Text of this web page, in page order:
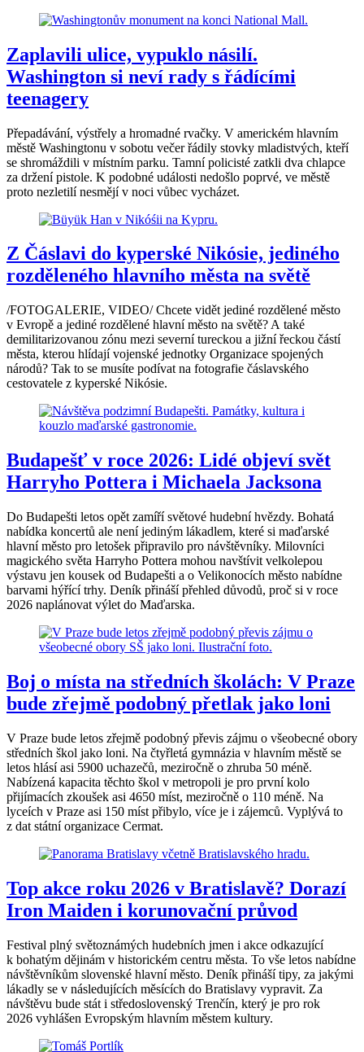
Zaplavili ulice, vypuklo násilí.
Washington si neví rady s řádícími
teenagery
Přepadávání, výstřely a hromadné rvačky. V americkém hlavním
městě Washingtonu v sobotu večer řádily stovky mladistvých, kteří
se shromáždili v místním parku. Tamní policisté zatkli dva chlapce
za držení pistole. K podobné události nedošlo poprvé, ve městě
proto nezletilí nesmějí v noci vůbec vycházet.
Z Čáslavi do kyperské Nikósie, jediného
rozděleného hlavního města na světě
/FOTOGALERIE, VIDEO/ Chcete vidět jediné rozdělené město
v Evropě a jediné rozdělené hlavní město na světě? A také
demilitarizovanou zónu mezi severní tureckou a jižní řeckou částí
města, kterou hlídají vojenské jednotky Organizace spojených
národů? Tak to se musíte podívat na fotografie čáslavského
cestovatele z kyperské Nikósie.
Budapešť v roce 2026: Lidé objeví svět
Harryho Pottera i Michaela Jacksona
Do Budapešti letos opět zamíří světové hudební hvězdy. Bohatá
nabídka koncertů ale není jediným lákadlem, které si maďarské
hlavní město pro letošek připravilo pro návštěvníky. Milovníci
magického světa Harryho Pottera mohou navštívit velkolepou
výstavu jen kousek od Budapešti a o Velikonocích město nabídne
barvami hýřící trhy. Deník přináší přehled důvodů, proč si v roce
2026 naplánovat výlet do Maďarska.
Boj o místa na středních školách: V Praze
bude zřejmě podobný přetlak jako loni
V Praze bude letos zřejmě podobný převis zájmu o všeobecné obory
středních škol jako loni. Na čtyřletá gymnázia v hlavním městě se
letos hlásí asi 5900 uchazečů, meziročně o zhruba 50 méně.
Nabízená kapacita těchto škol v metropoli je pro první kolo
přijímacích zkoušek asi 4650 míst, meziročně o 110 méně. Na
lyceích v Praze asi 150 míst přibylo, více je i zájemců. Vyplývá to
z dat státní organizace Cermat.
Top akce roku 2026 v Bratislavě? Dorazí
Iron Maiden i korunovační průvod
Festival plný světoznámých hudebních jmen i akce odkazující
k bohatým dějinám v historickém centru města. To vše letos nabídne
návštěvníkům slovenské hlavní město. Deník přináší tipy, za jakými
lákadly se v následujících měsících do Bratislavy vypravit. Za
návštěvu bude stát i středoslovenský Trenčín, který je pro rok
2026 vyhlášen Evropským hlavním městem kultury.